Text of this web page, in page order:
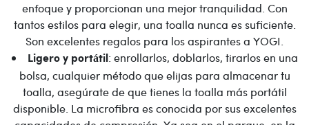
enfoque y proporcionan una mejor tranquilidad. Con
tantos estilos para elegir, una toalla nunca es suficiente.
Son excelentes regalos para los aspirantes a YOGI.
Ligero y portátil: enrollarlos, doblarlos, tirarlos en una
bolsa, cualquier método que elijas para almacenar tu
toalla, asegúrate de que tienes la toalla más portátil
disponible. La microfibra es conocida por sus excelentes